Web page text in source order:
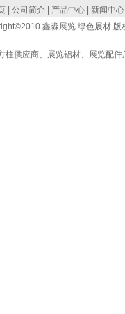
| 公司简介| 产品中心| 新闻中心
鑫淼展览 绿色展材 版
柱供应商、 展览铝材、 展览配件